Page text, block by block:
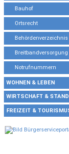
Bauhof
Ortsrecht
Behördenverzeichnis
Breitbandversorgung
Notrufnummern
WOHNEN & LEBEN
WIRTSCHAFT &
FREIZEIT &